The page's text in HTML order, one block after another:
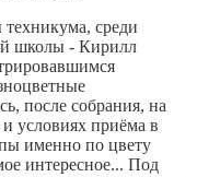
техникума, среди
й школы - Кирилл
после собрания, на
и условиях приёма в
именно по цвету
интересное... Под